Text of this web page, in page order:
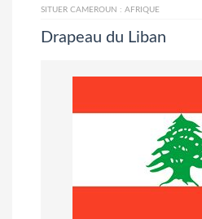
SITUER CAMEROUN : AFRIQUE
Drapeau du Liban